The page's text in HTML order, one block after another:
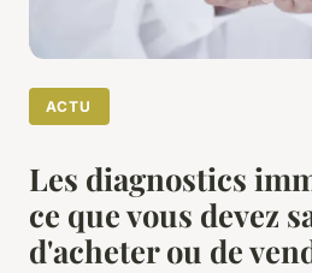
ACTU
Les diagnostics
ce que vous devez
d'acheter ou de